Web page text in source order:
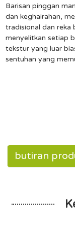
Barisan pinggan
dan keghairahan,
tradisional dan reka
menyelitkan setiap
tekstur yang luar
sentuhan yang
butiran